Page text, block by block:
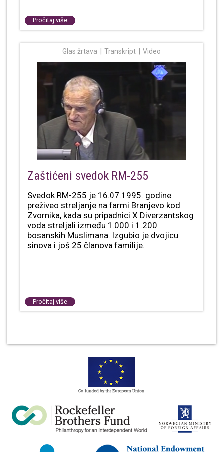
Pročitaj više
Glas žrtava Transkript Video
Zaštićeni svedok RM-255
Svedok RM-255 je 16.07.1995. godine
preživeo streljanje na farmi Branjevo kod
Zvornika, kada su pripadnici X Diverzantskog
voda streljali između 1.000 i 1.200
bosanskih Muslimana. Izgubio je dvojicu
sinova i još 25 članova familije.
Pročitaj više